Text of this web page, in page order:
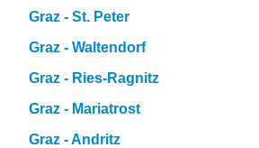
Graz - St. Peter
Graz - Waltendorf
Graz - Ries-Ragnitz
Graz - Mariatrost
Graz - Andritz